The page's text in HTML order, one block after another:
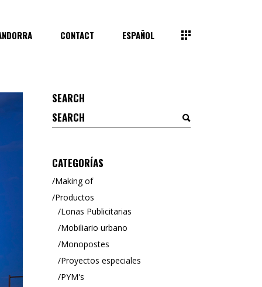
CONTACT ESPAÑOL
SEARCH
Search
for:
CATEGORÍAS
Making of
Productos
Lonas Publicitarias
Mobiliario urbano
Monopostes
Proyectos especiales
PYM's